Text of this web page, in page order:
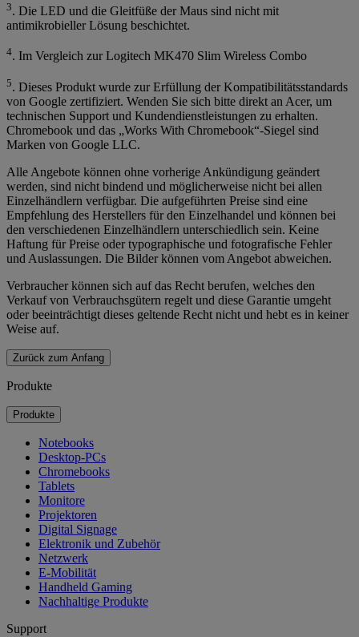
3. Die LED und die Gleitfüße der Maus sind nicht mit
antimikrobieller Lösung beschichtet.
4. Im Vergleich zur Logitech MK470 Slim Wireless Combo
5. Dieses Produkt wurde zur Erfüllung der Kompatibilitätsstandards
von Google zertifiziert. Wenden Sie sich bitte direkt an Acer, um
technischen Support und Kundendienstleistungen zu erhalten.
Chromebook und das „Works With Chromebook“-Siegel sind
Marken von Google LLC.
Alle Angebote können ohne vorherige Ankündigung geändert
werden, sind nicht bindend und möglicherweise nicht bei allen
Einzelhändlern verfügbar. Die aufgeführten Preise sind eine
Empfehlung des Herstellers für den Einzelhandel und können bei
den verschiedenen Einzelhändlern unterschiedlich sein. Keine
Haftung für Preise oder typographische und fotografische Fehler
und Auslassungen. Die Bilder können vom Angebot abweichen.
Verbraucher können sich auf das Recht berufen, welches den
Verkauf von Verbrauchsgütern regelt und diese Garantie umgeht
oder beeinträchtigt dieses geltende Recht nicht und hebt es in keiner
Weise auf.
Zurück zum Anfang
Produkte
Produkte
Notebooks
Desktop-PCs
Chromebooks
Tablets
Monitore
Projektoren
Digital Signage
Elektronik und Zubehör
Netzwerk
E-Mobilität
Handheld Gaming
Nachhaltige Produkte
Support